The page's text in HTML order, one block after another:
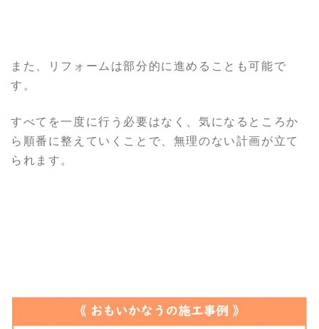
また、リフォームは部分的に進めることも可能で
す。
すべてを一度に行う必要はなく、気になるところか
ら順番に整えていくことで、無理のない計画が立て
られます。